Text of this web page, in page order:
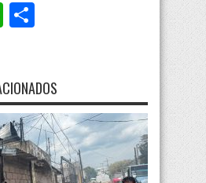
WhatsApp